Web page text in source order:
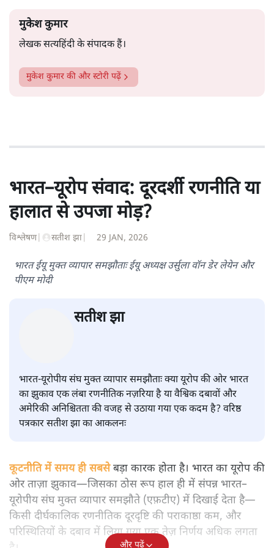
मुकेश कुमार
लेखक सत्यहिंदी के संपादक हैं।
मुकेश कुमार की और स्टोरी पढ़ें
भारत–यूरोप संवाद: दूरदर्शी रणनीति या
हालात से उपजा मोड़?
विश्लेषण| सतीश झा 29 JAN, 2026
भारत ईयू मुक्त व्यापार समझौताः ईयू अध्यक्ष उर्सुला वॉन डेर लेयेन और
पीएम मोदी
सतीश झा
भारत-यूरोपीय संघ मुक्त व्यापार समझौताः क्या यूरोप की ओर भारत
का झुकाव एक लंबा रणनीतिक नज़रिया है या वैश्विक दबावों और